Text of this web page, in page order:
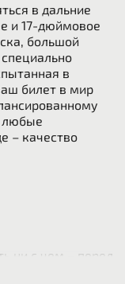
в дальние
и 17-дюймовое
большой
в
билет в мир
любые
– качество
ни с чем – перед